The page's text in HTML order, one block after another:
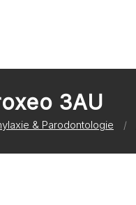
3AU
& Parodontologie